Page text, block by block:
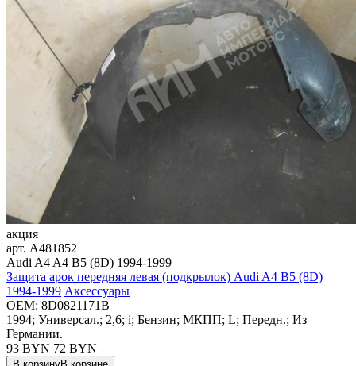
акция
арт. A481852
Audi A4 A4 B5 (8D) 1994-1999
Защита арок передняя левая (подкрылок) Audi A4 B5 (8D)
1994-1999 Аксессуары
OEM: 8D0821171B
1994; Универсал.; 2,6; i; Бензин; МКПП; L; Передн.; Из
Германии.
93 BYN 72 BYN